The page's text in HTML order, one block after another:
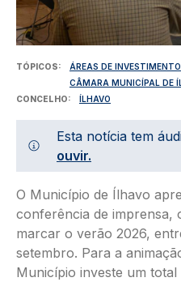
TÓPICOS
ÁREAS DE INVESTIMENTO
CÂMARA MUNICÍPAL DE
CONCELHO
ÍLHAVO
Esta notícia tem
ouvir.
O Município de Ílhavo
conferência de imprensa,
marcar o verão 2026,
setembro. Para a
Município investe um